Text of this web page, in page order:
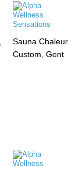
Sauna Chaleur
Custom, Gent